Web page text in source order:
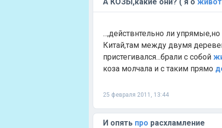
...,действнтельно ли
Китай,там между двумя
пристегивался...брали с собой
коза молчала и с таким прямо
25 февраля 2011, 13:44
И опять про расхламление